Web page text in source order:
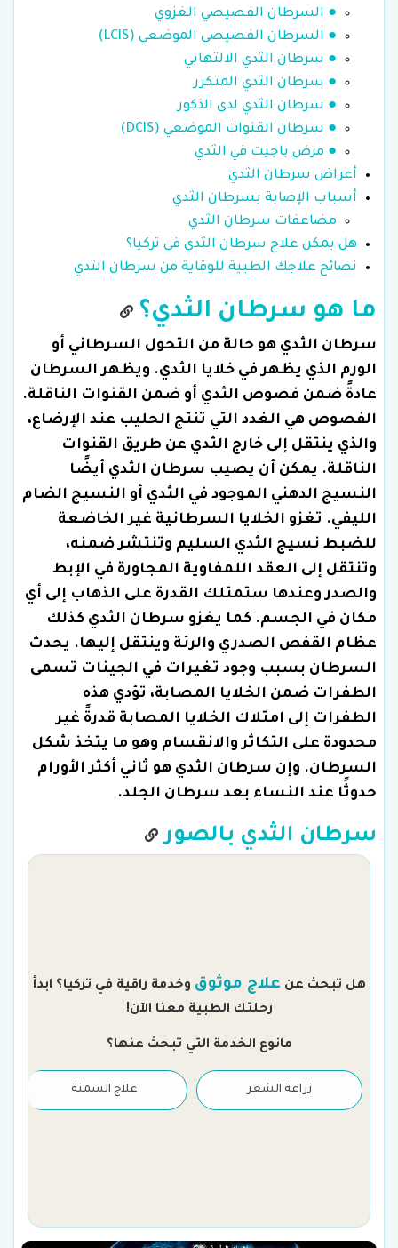
● السرطان الفصيصي الغزوي
● السرطان الفصيصي الموضعي (LCIS)
● سرطان الثدي الالتهابي
● سرطان الثدي المتكرر
● سرطان الثدي لدى الذكور
● سرطان القنوات الموضعي (DCIS)
● مرض باجيت في الثدي
أعراض سرطان الثدي
أسباب الإصابة بسرطان الثدي
مضاعفات سرطان الثدي
هل يمكن علاج سرطان الثدي في تركيا؟
نصائح علاجك الطبية للوقاية من سرطان الثدي
ما هو سرطان الثدي؟
سرطان الثدي هو حالة من التحول السرطاني أو
الورم الذي يظهر في خلايا الثدي. ويظهر السرطان
عادةً ضمن فصوص الثدي أو ضمن القنوات الناقلة.
الفصوص هي الغدد التي تنتج الحليب عند الإرضاع،
والذي ينتقل إلى خارج الثدي عن طريق القنوات
الناقلة. يمكن أن يصيب سرطان الثدي أيضًا
النسيج الدهني الموجود في الثدي أو النسيج الضام
الليفي. تغزو الخلايا السرطانية غير الخاضعة
للضبط نسيج الثدي السليم وتنتشر ضمنه،
وتنتقل إلى العقد اللمفاوية المجاورة في الإبط
والصدر وعندها ستمتلك القدرة على الذهاب إلى أي
مكان في الجسم. كما يغزو سرطان الثدي كذلك
عظام القفص الصدري والرئة وينتقل إليها. يحدث
السرطان بسبب وجود تغيرات في الجينات تسمى
الطفرات ضمن الخلايا المصابة، تؤدي هذه
الطفرات إلى امتلاك الخلايا المصابة قدرةً غير
محدودة على التكاثر والانقسام وهو ما يتخذ شكل
السرطان. وإن سرطان الثدي هو ثاني أكثر الأورام
حدوثًا عند النساء بعد سرطان الجلد.
سرطان الثدي بالصور
هل تبحث عن علاج موثوق وخدمة راقية في تركيا؟ ابدأ
رحلتك الطبية معنا الآن!
مانوع الخدمة التي تبحث عنها؟
زراعة الشعر علاج السمنة